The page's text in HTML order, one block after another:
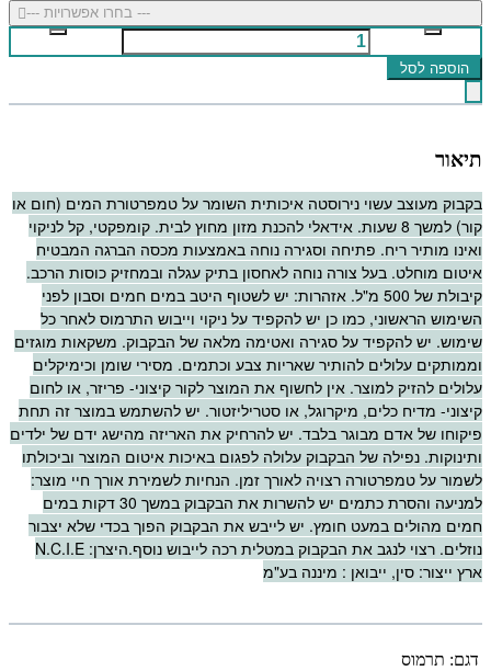
--- בחרו אפשרויות ---
הוספה לסל
תיאור
בקבוק מעוצב עשוי נירוסטה איכותית השומר על טמפרטורת המים (חום או
קור) למשך 8 שעות. אידאלי להכנת מזון מחוץ לבית. קומפקטי, קל לניקוי
ואינו מותיר ריח. פתיחה וסגירה נוחה באמצעות מכסה הברגה המבטיח
איטום מוחלט. בעל צורה נוחה לאחסון בתיק עגלה ובמחזיק כוסות הרכב.
קיבולת של 500 מ"ל. אזהרות: יש לשטוף היטב במים חמים וסבון לפני
השימוש הראשוני, כמו כן יש להקפיד על ניקוי וייבוש התרמוס לאחר כל
שימוש. יש להקפיד על סגירה ואטימה מלאה של הבקבוק. משקאות מוגזים
וממותקים עלולים להותיר שאריות צבע וכתמים. מסירי שומן וכימיקלים
עלולים להזיק למוצר. אין לחשוף את המוצר לקור קיצוני- פריזר, או לחום
קיצוני- מדיח כלים, מיקרוגל, או סטריליזטור. יש להשתמש במוצר זה תחת
פיקוחו של אדם מבוגר בלבד. יש להרחיק את האריזה מהישג ידם של ילדים
ותינוקות. נפילה של הבקבוק עלולה לפגום באיכות איטום המוצר וביכולתו
לשמור על טמפרטורה רצויה לאורך זמן. הנחיות לשמירת אורך חיי מוצר:
למניעה והסרת כתמים יש להשרות את הבקבוק במשך 30 דקות במים
חמים מהולים במעט חומץ. יש לייבש את הבקבוק הפוך בכדי שלא יצבור
נוזלים. רצוי לנגב את הבקבוק במטלית רכה לייבוש נוסף.היצרן: N.C.I.E
ארץ ייצור: סין, ייבואן : מיננה בע"מ
דגם: תרמוס